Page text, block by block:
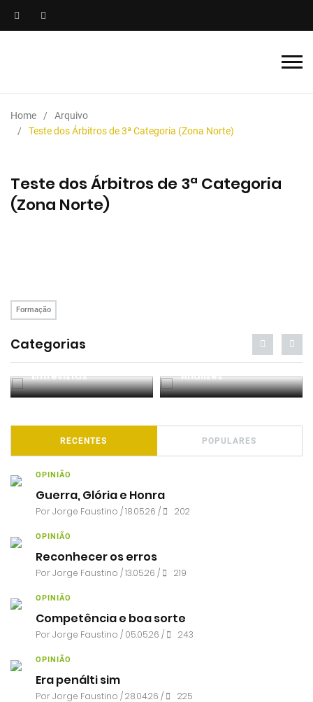
Home
Arquivo
Teste dos Árbitros de 3ª Categoria (Zona Norte)
Teste dos Árbitros de 3ª Categoria
(Zona Norte)
Formação
Categorias
Entrevistas Análises
RECENTES POPULARES
OPINIÃO
Guerra, Glória e Honra
PorJorge Faustino / 18.05.26 / 202
OPINIÃO
Reconhecer os erros
PorJorge Faustino / 13.05.26 / 219
OPINIÃO
Competência e boa sorte
PorJorge Faustino / 05.05.26 / 243
OPINIÃO
Era penálti sim
PorJorge Faustino / 28.04.26 / 225